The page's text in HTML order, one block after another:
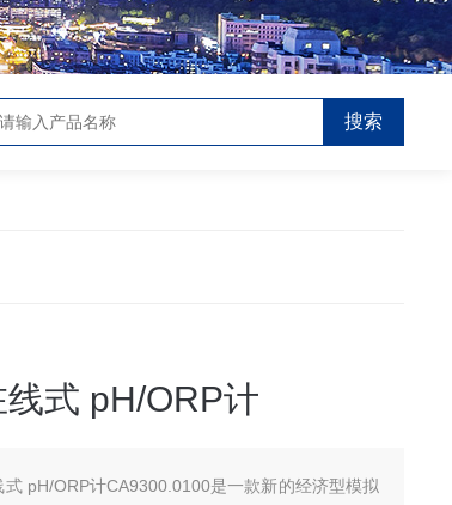
式 pH/ORP计
式 pH/ORP计CA9300.0100是一款新的经济型模拟